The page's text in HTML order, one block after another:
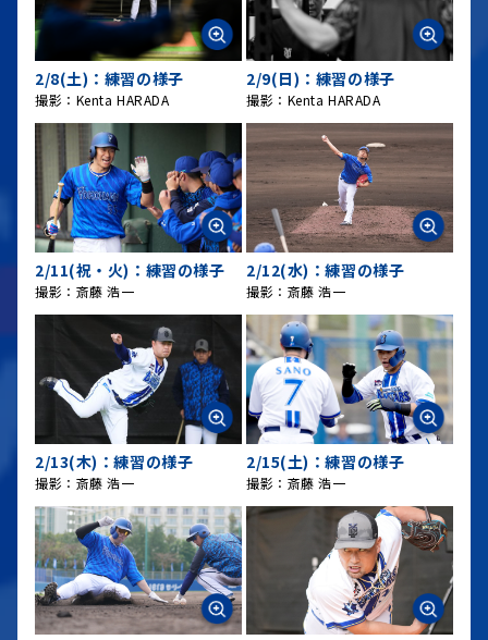
2/8(土)：練習の様子
撮影：Kenta HARADA
2/9(日)：練習の様子
撮影：Kenta HARADA
2/11(祝・火)：練習の様子
撮影：斎藤 浩一
2/12(水)：練習の様子
撮影：斎藤 浩一
2/13(木)：練習の様子
撮影：斎藤 浩一
2/15(土)：練習の様子
撮影：斎藤 浩一